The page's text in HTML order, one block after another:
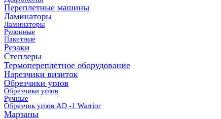
Переплетные машины
Ламинаторы
Ламинаторы
Рулонные
Пакетные
Резаки
Степлеры
Термопереплетное оборудование
Нарезчики визиток
Обрезчики углов
Обрезчики углов
Ручные
Обрезчик углов AD -1 Warrior
Марзаны